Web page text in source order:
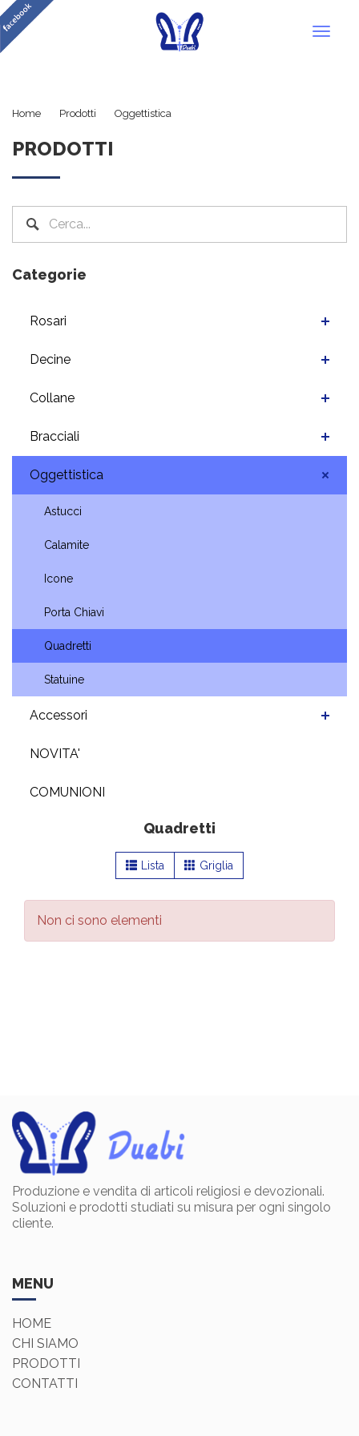
Home Prodotti Oggettistica
PRODOTTI
Categorie
Rosari
Decine
Collane
Bracciali
Oggettistica
Astucci
Calamite
Icone
Porta Chiavi
Quadretti
Statuine
Accessori
NOVITA'
COMUNIONI
Quadretti
Lista Griglia
Non ci sono elementi
Produzione e vendita di articoli religiosi e devozionali.
Soluzioni e prodotti studiati su misura per ogni singolo
cliente.
MENU
HOME
CHI SIAMO
PRODOTTI
CONTATTI